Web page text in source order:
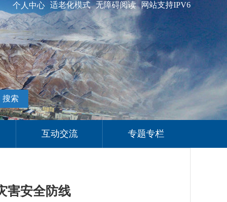
网站支持IPV6
无障碍阅读
适老化模式
个人中心
搜索
互动交流 专题专栏
害安全防线